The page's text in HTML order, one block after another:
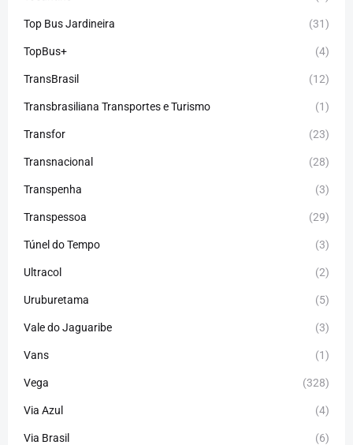
Top Bus Jardineira (31)
TopBus+ (4)
TransBrasil (12)
Transbrasiliana Transportes e Turismo (1)
Transfor (23)
Transnacional (28)
Transpenha (3)
Transpessoa (29)
Túnel do Tempo (3)
Ultracol (2)
Uruburetama (5)
Vale do Jaguaribe (3)
Vans (1)
Vega (328)
Via Azul (4)
Via Brasil (6)